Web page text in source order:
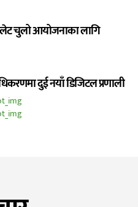
चुलो आयोजनाका लागि
दुई नयाँ डिजिटल प्रणाली